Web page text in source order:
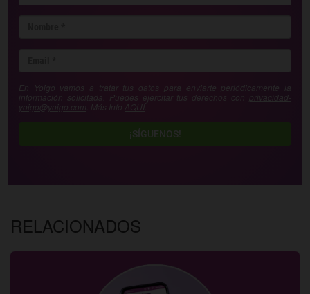
En Yoigo vamos a tratar tus datos para enviarte periódicamente la
información solicitada. Puedes ejercitar tus derechos con privacidad-
yoigo@yoigo.com . Más Info AQUÍ
¡SÍGUENOS!
RELACIONADOS